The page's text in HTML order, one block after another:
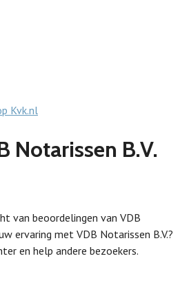
Kvk.nl
Notarissen B.V.
van beoordelingen van VDB
ervaring met VDB Notarissen B.V.?
en help andere bezoekers.